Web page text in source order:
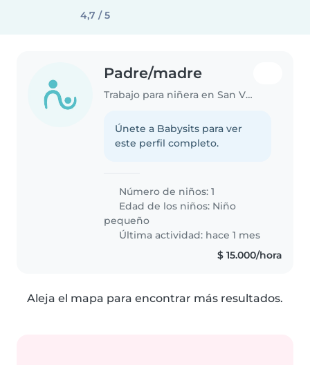
4,7 / 5
Padre/madre
Trabajo para niñera en San Vicente
Únete a Babysits para ver
este perfil completo.
Número de niños: 1
Edad de los niños: Niño
pequeño
Última actividad: hace 1 mes
$ 15.000/hora
Aleja el mapa para encontrar más resultados.